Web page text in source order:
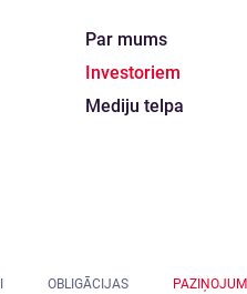
Par mums
Investoriem
Mediju telpa
OBLIGĀCIJAS PAZIŅOJUMI